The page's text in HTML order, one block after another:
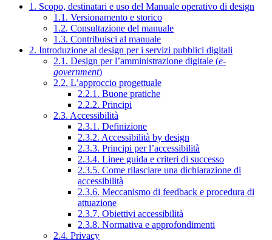
1. Scopo, destinatari e uso del Manuale operativo di design
1.1. Versionamento e storico
1.2. Consultazione del manuale
1.3. Contribuisci al manuale
2. Introduzione al design per i servizi pubblici digitali
2.1. Design per l’amministrazione digitale (e-
government)
2.2. L’approccio progettuale
2.2.1. Buone pratiche
2.2.2. Principi
2.3. Accessibilità
2.3.1. Definizione
2.3.2. Accessibilità by design
2.3.3. Principi per l’accessibilità
2.3.4. Linee guida e criteri di successo
2.3.5. Come rilasciare una dichiarazione di
accessibilità
2.3.6. Meccanismo di feedback e procedura di
attuazione
2.3.7. Obiettivi accessibilità
2.3.8. Normativa e approfondimenti
2.4. Privacy